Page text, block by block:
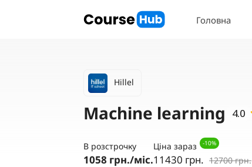
Головна
Hillel
Machine learning
В розстрочку
1058 грн./міс.
Ціна зараз -10%
11430 грн. 12700 грн.